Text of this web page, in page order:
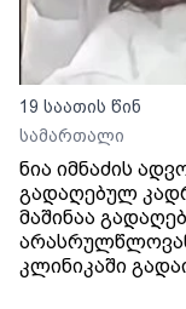
19 საათის წინ
სამართალი
ნია იმნაძის
გადაღებულ
მაშინაა
კლინიკაში